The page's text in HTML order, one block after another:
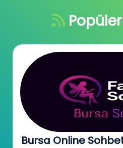
Popüler
Bursa Online